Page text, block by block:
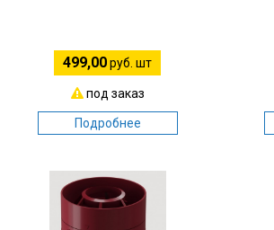
499,00руб. шт
под заказ
Подробнее